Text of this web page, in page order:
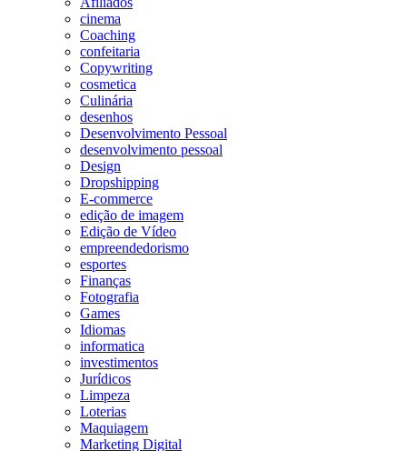
cinema
Coaching
confeitaria
Copywriting
cosmetica
Culinária
desenhos
Desenvolvimento Pessoal
desenvolvimento pessoal
Design
Dropshipping
E-commerce
edição de imagem
Edição de Vídeo
empreendedorismo
esportes
Finanças
Fotografia
Games
Idiomas
informatica
investimentos
Jurídicos
Limpeza
Loterias
Maquiagem
Marketing Digital